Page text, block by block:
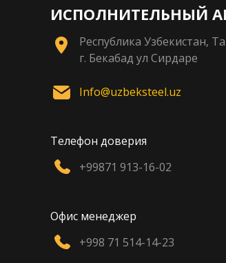
ИСПОЛНИТЕЛЬНЫЙ
Республика Узбекистан,
г. Бекабад ул Сирдаре
Info@uzbeksteel.uz
Телефон доверия
+99871 913-16-02
Офис менеджер
+998 71 514-14-23